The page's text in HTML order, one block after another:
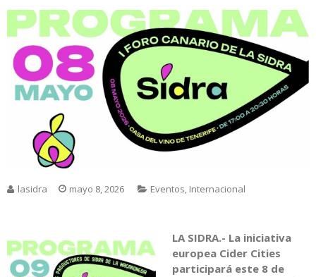
lasidra mayo 8, 2026 Eventos, Internacional
LA SIDRA.- La iniciativa
europea Cider Cities
participará este 8 de